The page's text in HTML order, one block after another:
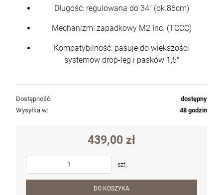
270,00 zł
DO KOSZYKA
Pistolet CZ Tactical Sport 2 USA kal.
Długość: regulowana do 34" (ok.86cm)
Mechanizm: zapadkowy M2 Inc. (TCCC)
Kompatybilność: pasuje do większości
systemów drop-leg i pasków 1,5"
Dostępność:
dostępny
Wysyłka w:
48 godzin
439,00 zł
szt.
DO KOSZYKA